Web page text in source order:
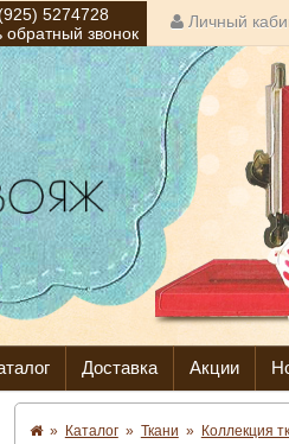
5274728
обратный звонок
Личный
Доставка Акции
» Каталог » Ткани » Коллекция